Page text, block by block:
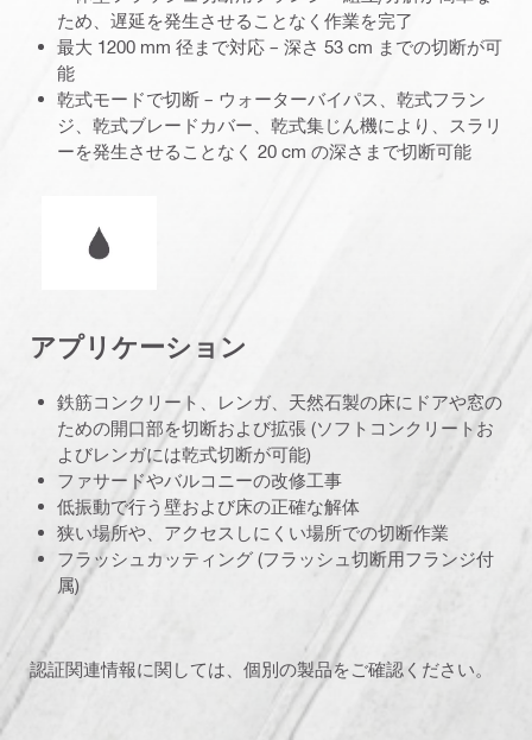
ため、遅延を発生させることなく作業を完了
最大 1200 mm 径まで対応 – 深さ 53 cm までの切断が可
能
乾式モードで切断 – ウォーターバイパス、乾式フラン
ジ、乾式ブレードカバー、乾式集じん機により、スラリ
ーを発生させることなく 20 cm の深さまで切断可能
アプリケーション
鉄筋コンクリート、レンガ、天然石製の床にドアや窓の
ための開口部を切断および拡張 (ソフトコンクリートお
よびレンガには乾式切断が可能)
ファサードやバルコニーの改修工事
低振動で行う壁および床の正確な解体
狭い場所や、アクセスしにくい場所での切断作業
フラッシュカッティング (フラッシュ切断用フランジ付
属)
認証関連情報に関しては、個別の製品をご確認ください。